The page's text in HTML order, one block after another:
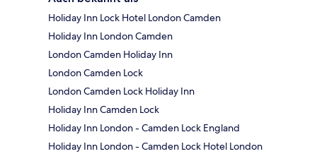
Holiday Inn Lock Hotel London Camden
Holiday Inn London Camden
London Camden Holiday Inn
London Camden Lock
London Camden Lock Holiday Inn
Holiday Inn Camden Lock
Holiday Inn London - Camden Lock England
Holiday Inn London - Camden Lock Hotel London